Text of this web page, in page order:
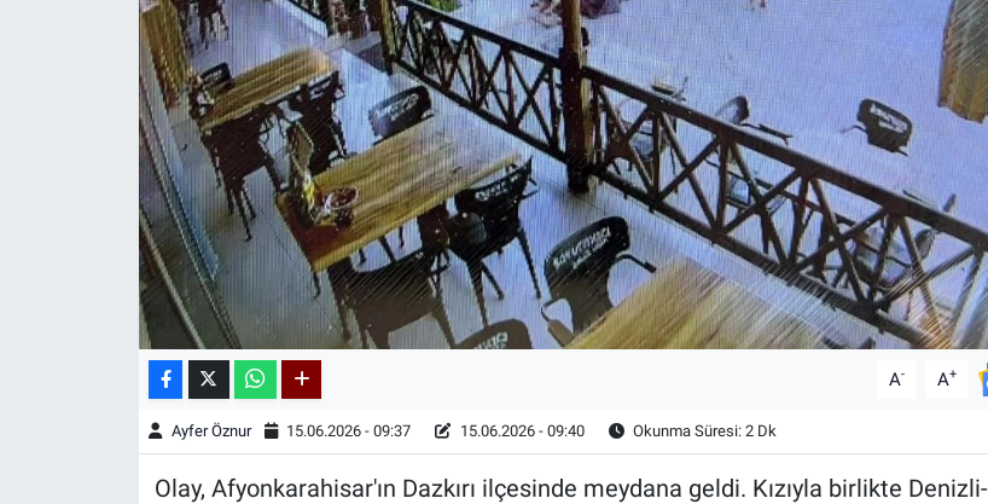
A- A+
Ayfer Öznur 15.06.2026 - 09:37 15.06.2026 - 09:40 Okunma Süresi: 2 Dk
Olay, Afyonkarahisar'ın Dazkırı ilçesinde meydana geldi. Kızıyla birlikte Denizli-
Kadın & Aile
Kültür & Sanat
Teknoloji
Yazarlar